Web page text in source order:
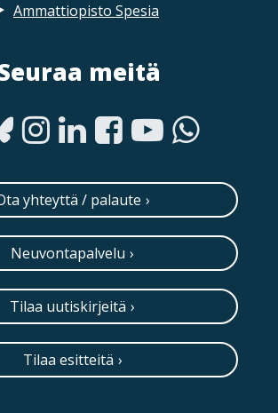
Ammattiopisto Spesia
meitä
yhteyttä / palaute
Neuvontapalvelu
Tilaa uutiskirjeitä
Tilaa esitteitä